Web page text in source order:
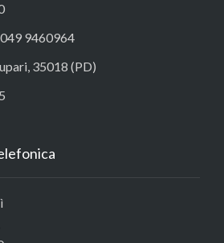
049 9460964
35018 (PD)